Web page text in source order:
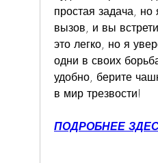
простая задача, но
вызов, и вы
это легко, но я
одни в своих
удобно, берите
в мир трезвости!
ПОДРОБНЕЕ